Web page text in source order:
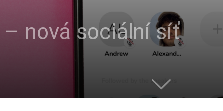
– nová sociální síť